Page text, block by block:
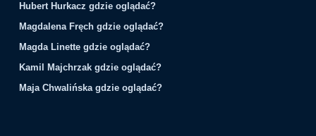
Hubert Hurkacz gdzie oglądać?
Magdalena Fręch gdzie oglądać?
Magda Linette gdzie oglądać?
Kamil Majchrzak gdzie oglądać?
Maja Chwalińska gdzie oglądać?